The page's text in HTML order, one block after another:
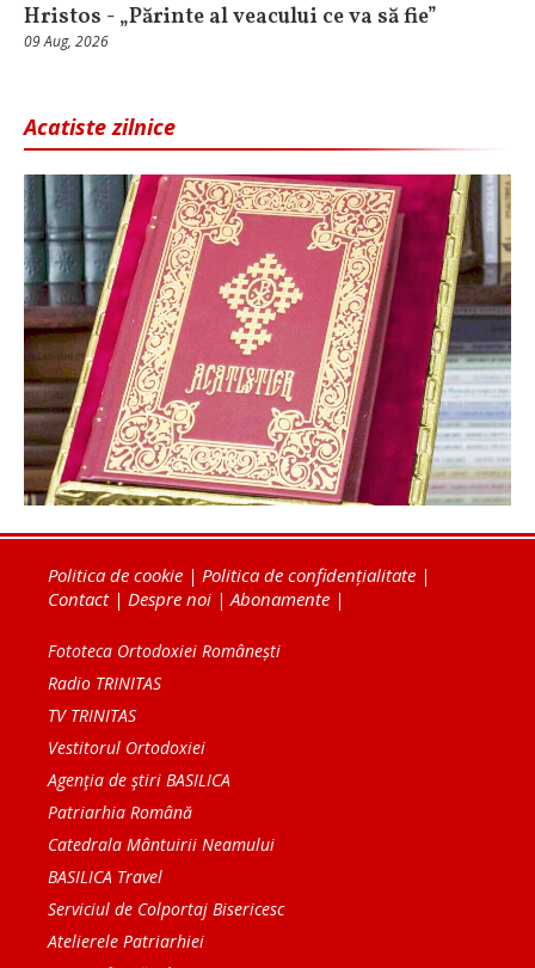
Hristos - „Părinte al veacului ce va să fie”
09 Aug, 2026
Acatiste zilnice
Politica de cookie | Politica de confidențialitate |
Contact| Despre noi | Abonamente |
Fototeca Ortodoxiei Românești
Radio TRINITAS
TV TRINITAS
Vestitorul Ortodoxiei
Agenţia de ştiri BASILICA
Patriarhia Română
Catedrala Mântuirii Neamului
BASILICA Travel
Serviciul de Colportaj Bisericesc
Atelierele Patriarhiei